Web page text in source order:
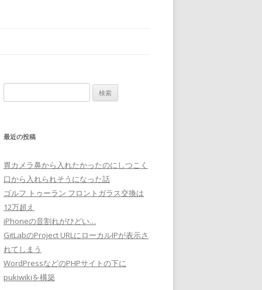
索:
最近の投稿
胃カメラ鼻から入れたかったのにしつこく
口から入れられそうになった話
ゴルフ トゥーラン フロントガラス交換は
12万超え
iPhoneの音割れがひどい…
GitLabのProject URLにローカルIPが表示さ
れてしまう
WordPressなどのPHPサイトの下に
pukiwikiを構築